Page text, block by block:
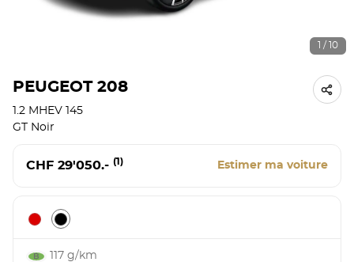
1 / 10
PEUGEOT 208
1.2 MHEV 145
GT Noir
CHF 29'050.- (1) Estimer ma voiture
117 g/km